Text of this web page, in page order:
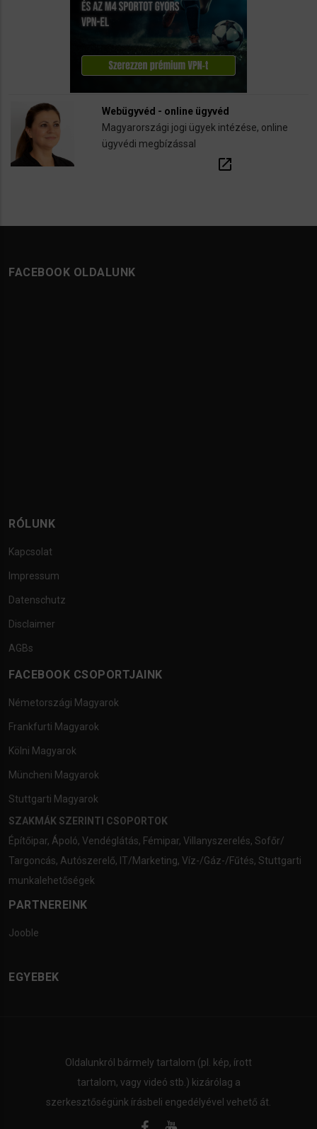
Webügyvéd - online ügyvéd
Magyarországi jogi ügyek intézése, online
ügyvédi megbízással
open_in_new
FACEBOOK OLDALUNK
RÓLUNK
Kapcsolat
Impressum
Datenschutz
Disclaimer
AGBs
FACEBOOK CSOPORTJAINK
Németországi Magyarok
Frankfurti Magyarok
Kölni Magyarok
Müncheni Magyarok
Stuttgarti Magyarok
SZAKMÁK SZERINTI CSOPORTOK
Építőipar, Ápoló, Vendéglátás, Fémipar, Villanyszerelés, Sofőr/
Targoncás, Autószerelő, IT/Marketing, Víz-/Gáz-/Fűtés, Stuttgarti
munkalehetőségek
PARTNEREINK
Jooble
EGYEBEK
Oldalunkról bármely tartalom (pl. kép, írott
tartalom, vagy videó stb.) kizárólag a
szerkesztőségünk írásbeli engedélyével vehető át.